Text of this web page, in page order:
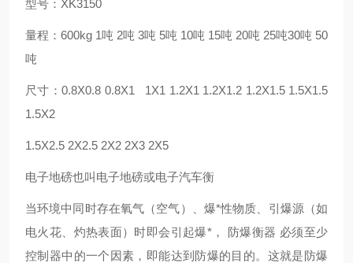
型号：XK3150
量程：600kg 1吨 2吨 3吨 5吨 10吨 15吨 20吨 25吨30吨 50
吨
尺寸：0.8X0.8 0.8X1 1X1 1.2X1 1.2X1.2 1.2X1.5 1.5X1.5
1.5X2
1.5X2.5 2X2.5 2X2 2X3 2X5
电子地磅也叫电子地磅或电子汽车衡
当环境中同时存在氧气（空气）、爆*性物质、引爆源（如
电火花、灼热表面）时即会引起爆*， 防爆衡器 必须至少
控制器中的一个因素，即能达到防爆的目的。这就是防爆